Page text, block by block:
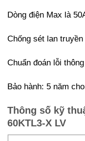
Dòng điện Max là
Chống sét lan
Chuẩn đoán lỗi
Bảo hành: 5 năm
Thông số kỹ
60KTL3-X LV